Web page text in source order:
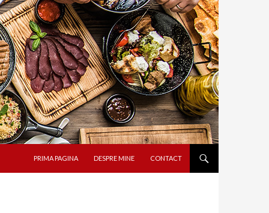
PRIMA PAGINA
DESPRE MINE CONTACT